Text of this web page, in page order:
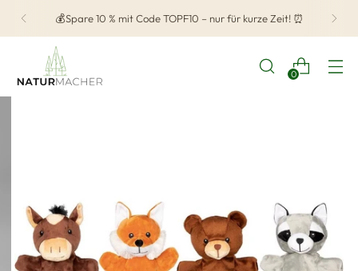
💰Spare 10 % mit Code TOPF10 – nur für kurze Zeit! ⏰
0